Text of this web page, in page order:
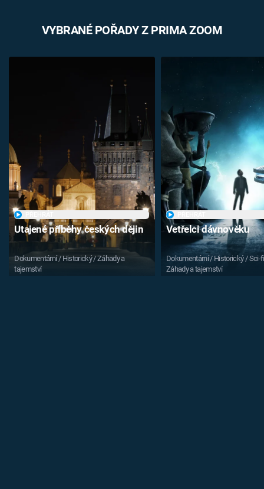
VYBRANÉ POŘADY Z PRIMA ZOOM
Utajené příběhy českých dějin
Dokumentární / Historický / Záhady a
tajemství
Vetřelci dávnověku
Dokumentární / Historický / Sci-
Záhady a tajemství